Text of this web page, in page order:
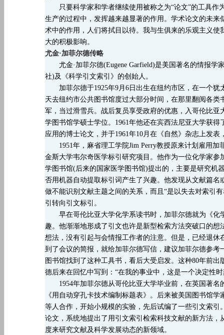
只要科学家和学者继续使用被称之为“论文”的工具作
生产的过程中，发挥越来越显著的作用。学术论文的未
术中的作用，人们将拭目以待。我与生俱来的乐观主义
大的积极影响。
尤金·加菲尔德传略
尤金·加菲尔德(Eugene Garfield)是美国著名的情报学
社)及《科学引文索引》的创始人。
加菲尔德于1925年9月6日出生在纽约市区，在一个
天去纽约市公共图书馆度过大部分时间，在那里翻阅各
军，当过滑雪兵。战后复员享受政府的优惠，入哥伦比亚
学图书馆学硕士学位。1961年他还在宾西法尼亚大学获
应用的博士论文，并于1961年10月在《自然》杂志上发
1951年，麻省理工学院Jim Perry教授原来计划雇用加
金斯大学韦尔奇医学标引研究项目。他作为一位化学家
学图书馆(后来的国家医学图书馆)提出的，主要是研究机
否用机器自动提取标引词产生了兴趣。他发现从文献篇
做不能识别文献主题之间的关系，而且“是以失去对索引
引转向引文标引。
早在哥伦比亚大学化学系读书时，加菲尔德就为《化
趣。他渐渐地形成了引文也许是新型检索方法突破口的想
想法，没有引起与会情报工作者的注意。但是，已经退
到了会议的简报，就给加菲尔德写信，建议加菲尔德参考
图书馆找到了这种工具书，看后大受启发。这种80年前
德后来在回忆中写到：“在我的事业中，这是一个决定性时
1954年加菲尔德从哥伦比亚大学毕业前，在英国著名
《用自动穿孔卡技术编制标题表》。后来被美国图书馆
等人合作，开始小规模的实验，先后试编了一些引文索
论文，系统地提出了用引文索引检索科技文献的新方法
度来研究文献及科学发展动态的新领域。